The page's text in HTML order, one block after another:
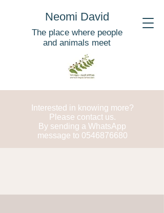
Neomi David
The place where people
and animals meet
Interested in knowing more?
Please contact us.
By sending a WhatsApp
message to 0546876680